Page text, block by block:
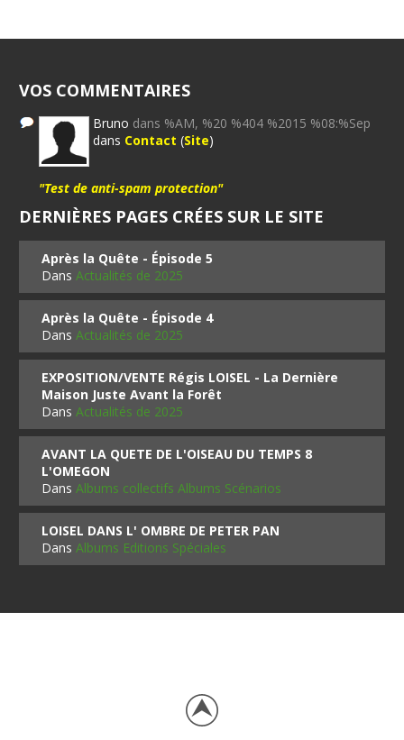
VOS COMMENTAIRES
Bruno dans %AM, %20 %404 %2015 %08:%Sep
dans Contact (Site)
"Test de anti-spam protection"
DERNIÈRES PAGES CRÉES SUR LE SITE
Après la Quête - Épisode 5
DansActualités de 2025
Après la Quête - Épisode 4
DansActualités de 2025
EXPOSITION/VENTE Régis LOISEL - La Dernière
Maison Juste Avant la Forêt
DansActualités de 2025
AVANT LA QUETE DE L'OISEAU DU TEMPS 8
L'OMEGON
DansAlbums collectifs Albums Scénarios
LOISEL DANS L' OMBRE DE PETER PAN
DansAlbums Editions Spéciales